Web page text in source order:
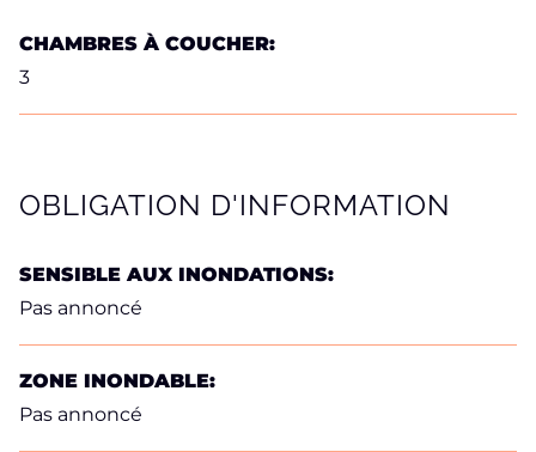
CHAMBRES À COUCHER:
3
OBLIGATION D'INFORMATION
SENSIBLE AUX INONDATIONS:
Pas annoncé
ZONE INONDABLE:
Pas annoncé